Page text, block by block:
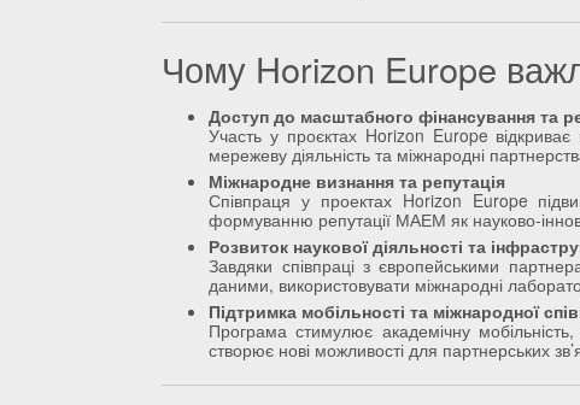
Чому Horizon Europe
Доступ до масштабного фінансування та
Участь у проєктах Horizon Europe відкриває
мережеву діяльність та міжнародні
Міжнародне визнання та репутація
Співпраця у проектах Horizon Europe
формуванню репутації МАЕМ як науково-
Розвиток наукової діяльності та
Завдяки співпраці з європейськими
даними, використовувати міжнародні
Підтримка мобільності та міжнародної
Програма стимулює академічну
створює нові можливості для партнерських